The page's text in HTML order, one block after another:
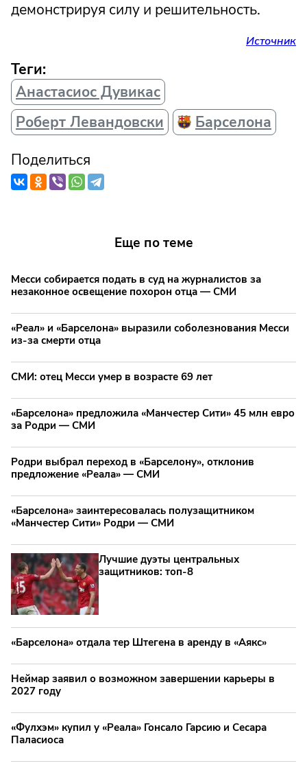
демонстрируя силу и решительность.
Источник
Теги:
Анастасиос Дувикас
Роберт Левандовски
Барселона
Поделиться
Еще по теме
Месси собирается подать в суд на журналистов за
незаконное освещение похорон отца — СМИ
«Реал» и «Барселона» выразили соболезнования Месси
из-за смерти отца
СМИ: отец Месси умер в возрасте 69 лет
«Барселона» предложила «Манчестер Сити» 45 млн евро
за Родри — СМИ
Родри выбрал переход в «Барселону», отклонив
предложение «Реала» — СМИ
«Барселона» заинтересовалась полузащитником
«Манчестер Сити» Родри — СМИ
Лучшие дуэты центральных
защитников: топ‑8
«Барселона» отдала тер Штегена в аренду в «Аякс»
Неймар заявил о возможном завершении карьеры в
2027 году
«Фулхэм» купил у «Реала» Гонсало Гарсию и Сесара
Паласиоса